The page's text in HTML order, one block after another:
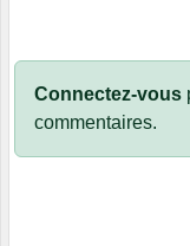
Connectez-vous
commentaires.